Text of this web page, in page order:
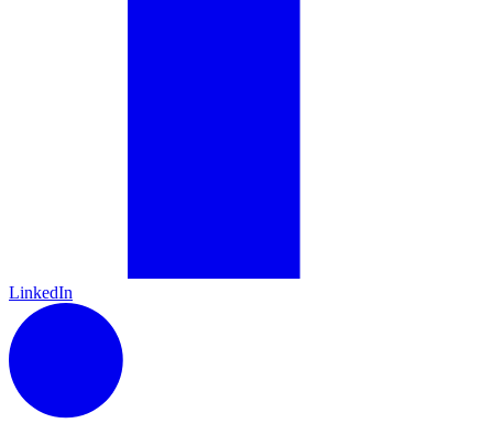
LinkedIn